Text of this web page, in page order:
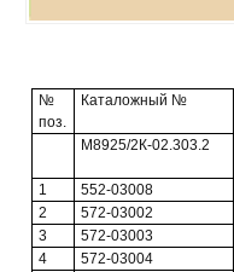
№
поз.
Каталожный №
М8925/2К-02.303.2
1
552-03008
2
572-03002
3
572-03003
4
572-03004